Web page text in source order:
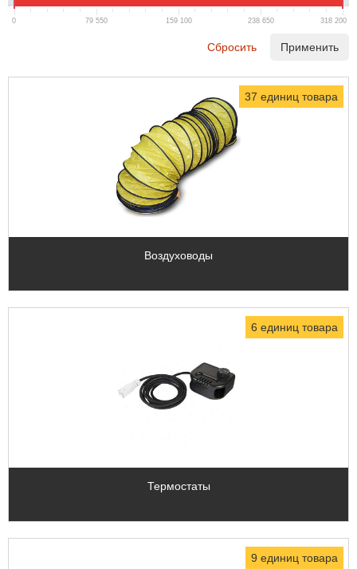
0 79 550 159 100 238 650 318 200
Сбросить Применить
37 единиц товара
Воздуховоды
6 единиц товара
Термостаты
9 единиц товара